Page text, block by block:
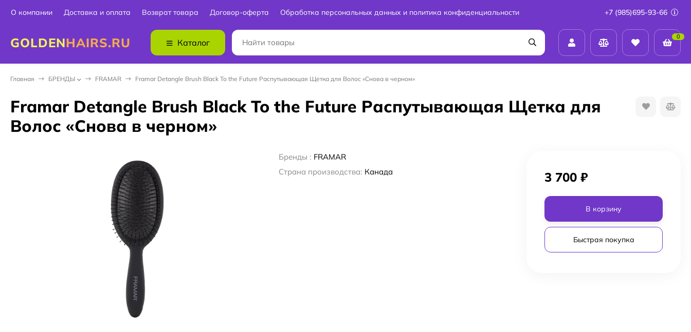
О компании Доставка и оплата Возврат товара Договор-оферта Обработка персональных данных и политика конфиденциальности +7 (985)695-93-66
GOLDENHAIRS.RU Каталог
0
Главная БPEНДЫ FRAMAR Framar Detangle Brush Black To the Future Распутывающая Щетка для Волос «Снова в черном»
Framar Detangle Brush Black To the Future Распутывающая Щетка для
Волос «Снова в черном»
Бренды : FRAMAR
Страна производства: Канада 3 700 ₽
В корзину
Быстрая покупка